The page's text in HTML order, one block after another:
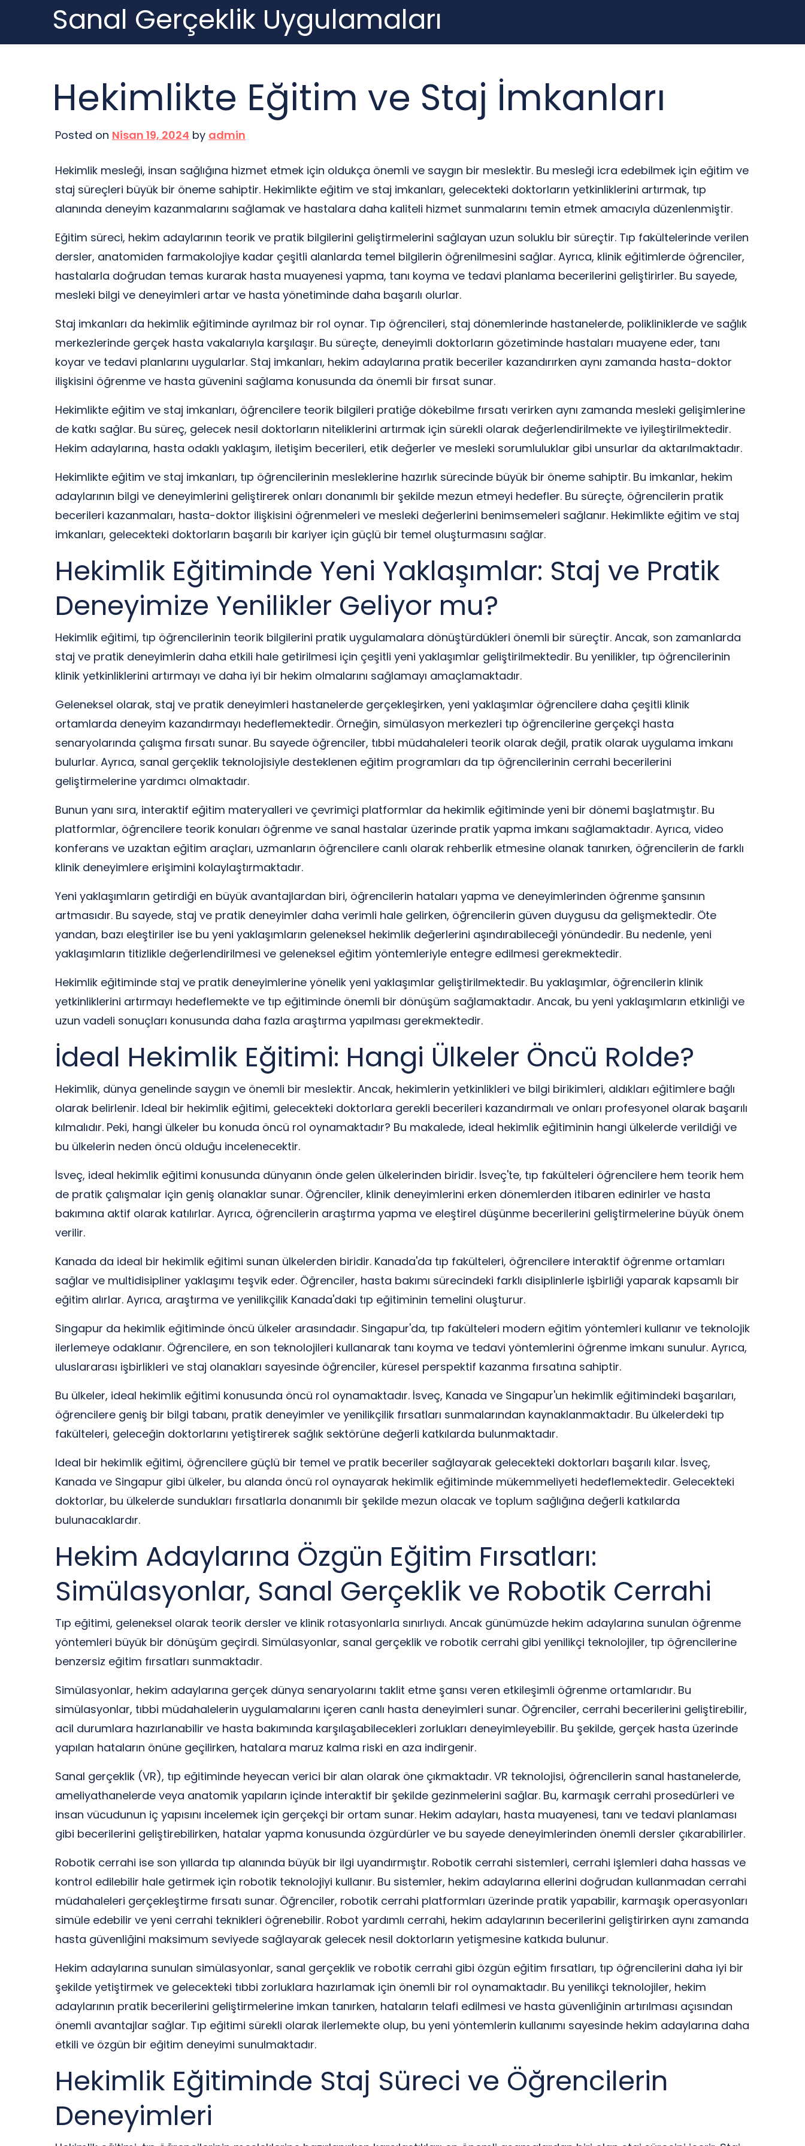
content
Sanal Gerçeklik Uygulamaları
Hekimlikte Eğitim ve Staj İmkanları
Posted on Nisan 19, 2024 by admin
Hekimlik mesleği, insan sağlığına hizmet etmek için oldukça önemli ve saygın bir meslektir. Bu mesleği icra edebilmek için eğitim ve
staj süreçleri büyük bir öneme sahiptir. Hekimlikte eğitim ve staj imkanları, gelecekteki doktorların yetkinliklerini artırmak, tıp
alanında deneyim kazanmalarını sağlamak ve hastalara daha kaliteli hizmet sunmalarını temin etmek amacıyla düzenlenmiştir.
Eğitim süreci, hekim adaylarının teorik ve pratik bilgilerini geliştirmelerini sağlayan uzun soluklu bir süreçtir. Tıp fakültelerinde verilen
dersler, anatomiden farmakolojiye kadar çeşitli alanlarda temel bilgilerin öğrenilmesini sağlar. Ayrıca, klinik eğitimlerde öğrenciler,
hastalarla doğrudan temas kurarak hasta muayenesi yapma, tanı koyma ve tedavi planlama becerilerini geliştirirler. Bu sayede,
mesleki bilgi ve deneyimleri artar ve hasta yönetiminde daha başarılı olurlar.
Staj imkanları da hekimlik eğitiminde ayrılmaz bir rol oynar. Tıp öğrencileri, staj dönemlerinde hastanelerde, polikliniklerde ve sağlık
merkezlerinde gerçek hasta vakalarıyla karşılaşır. Bu süreçte, deneyimli doktorların gözetiminde hastaları muayene eder, tanı
koyar ve tedavi planlarını uygularlar. Staj imkanları, hekim adaylarına pratik beceriler kazandırırken aynı zamanda hasta-doktor
ilişkisini öğrenme ve hasta güvenini sağlama konusunda da önemli bir fırsat sunar.
Hekimlikte eğitim ve staj imkanları, öğrencilere teorik bilgileri pratiğe dökebilme fırsatı verirken aynı zamanda mesleki gelişimlerine
de katkı sağlar. Bu süreç, gelecek nesil doktorların niteliklerini artırmak için sürekli olarak değerlendirilmekte ve iyileştirilmektedir.
Hekim adaylarına, hasta odaklı yaklaşım, iletişim becerileri, etik değerler ve mesleki sorumluluklar gibi unsurlar da aktarılmaktadır.
Hekimlikte eğitim ve staj imkanları, tıp öğrencilerinin mesleklerine hazırlık sürecinde büyük bir öneme sahiptir. Bu imkanlar, hekim
adaylarının bilgi ve deneyimlerini geliştirerek onları donanımlı bir şekilde mezun etmeyi hedefler. Bu süreçte, öğrencilerin pratik
becerileri kazanmaları, hasta-doktor ilişkisini öğrenmeleri ve mesleki değerlerini benimsemeleri sağlanır. Hekimlikte eğitim ve staj
imkanları, gelecekteki doktorların başarılı bir kariyer için güçlü bir temel oluşturmasını sağlar.
Hekimlik Eğitiminde Yeni Yaklaşımlar: Staj ve Pratik
Deneyimize Yenilikler Geliyor mu?
Hekimlik eğitimi, tıp öğrencilerinin teorik bilgilerini pratik uygulamalara dönüştürdükleri önemli bir süreçtir. Ancak, son zamanlarda
staj ve pratik deneyimlerin daha etkili hale getirilmesi için çeşitli yeni yaklaşımlar geliştirilmektedir. Bu yenilikler, tıp öğrencilerinin
klinik yetkinliklerini artırmayı ve daha iyi bir hekim olmalarını sağlamayı amaçlamaktadır.
Geleneksel olarak, staj ve pratik deneyimleri hastanelerde gerçekleşirken, yeni yaklaşımlar öğrencilere daha çeşitli klinik
ortamlarda deneyim kazandırmayı hedeflemektedir. Örneğin, simülasyon merkezleri tıp öğrencilerine gerçekçi hasta
senaryolarında çalışma fırsatı sunar. Bu sayede öğrenciler, tıbbi müdahaleleri teorik olarak değil, pratik olarak uygulama imkanı
bulurlar. Ayrıca, sanal gerçeklik teknolojisiyle desteklenen eğitim programları da tıp öğrencilerinin cerrahi becerilerini
geliştirmelerine yardımcı olmaktadır.
Bunun yanı sıra, interaktif eğitim materyalleri ve çevrimiçi platformlar da hekimlik eğitiminde yeni bir dönemi başlatmıştır. Bu
platformlar, öğrencilere teorik konuları öğrenme ve sanal hastalar üzerinde pratik yapma imkanı sağlamaktadır. Ayrıca, video
konferans ve uzaktan eğitim araçları, uzmanların öğrencilere canlı olarak rehberlik etmesine olanak tanırken, öğrencilerin de farklı
klinik deneyimlere erişimini kolaylaştırmaktadır.
Yeni yaklaşımların getirdiği en büyük avantajlardan biri, öğrencilerin hataları yapma ve deneyimlerinden öğrenme şansının
artmasıdır. Bu sayede, staj ve pratik deneyimler daha verimli hale gelirken, öğrencilerin güven duygusu da gelişmektedir. Öte
yandan, bazı eleştiriler ise bu yeni yaklaşımların geleneksel hekimlik değerlerini aşındırabileceği yönündedir. Bu nedenle, yeni
yaklaşımların titizlikle değerlendirilmesi ve geleneksel eğitim yöntemleriyle entegre edilmesi gerekmektedir.
Hekimlik eğitiminde staj ve pratik deneyimlerine yönelik yeni yaklaşımlar geliştirilmektedir. Bu yaklaşımlar, öğrencilerin klinik
yetkinliklerini artırmayı hedeflemekte ve tıp eğitiminde önemli bir dönüşüm sağlamaktadır. Ancak, bu yeni yaklaşımların etkinliği ve
uzun vadeli sonuçları konusunda daha fazla araştırma yapılması gerekmektedir.
İdeal Hekimlik Eğitimi: Hangi Ülkeler Öncü Rolde?
Hekimlik, dünya genelinde saygın ve önemli bir meslektir. Ancak, hekimlerin yetkinlikleri ve bilgi birikimleri, aldıkları eğitimlere bağlı
olarak belirlenir. Ideal bir hekimlik eğitimi, gelecekteki doktorlara gerekli becerileri kazandırmalı ve onları profesyonel olarak başarılı
kılmalıdır. Peki, hangi ülkeler bu konuda öncü rol oynamaktadır? Bu makalede, ideal hekimlik eğitiminin hangi ülkelerde verildiği ve
bu ülkelerin neden öncü olduğu incelenecektir.
İsveç, ideal hekimlik eğitimi konusunda dünyanın önde gelen ülkelerinden biridir. İsveç'te, tıp fakülteleri öğrencilere hem teorik hem
de pratik çalışmalar için geniş olanaklar sunar. Öğrenciler, klinik deneyimlerini erken dönemlerden itibaren edinirler ve hasta
bakımına aktif olarak katılırlar. Ayrıca, öğrencilerin araştırma yapma ve eleştirel düşünme becerilerini geliştirmelerine büyük önem
verilir.
Kanada da ideal bir hekimlik eğitimi sunan ülkelerden biridir. Kanada'da tıp fakülteleri, öğrencilere interaktif öğrenme ortamları
sağlar ve multidisipliner yaklaşımı teşvik eder. Öğrenciler, hasta bakımı sürecindeki farklı disiplinlerle işbirliği yaparak kapsamlı bir
eğitim alırlar. Ayrıca, araştırma ve yenilikçilik Kanada'daki tıp eğitiminin temelini oluşturur.
Singapur da hekimlik eğitiminde öncü ülkeler arasındadır. Singapur'da, tıp fakülteleri modern eğitim yöntemleri kullanır ve teknolojik
ilerlemeye odaklanır. Öğrencilere, en son teknolojileri kullanarak tanı koyma ve tedavi yöntemlerini öğrenme imkanı sunulur. Ayrıca,
uluslararası işbirlikleri ve staj olanakları sayesinde öğrenciler, küresel perspektif kazanma fırsatına sahiptir.
Bu ülkeler, ideal hekimlik eğitimi konusunda öncü rol oynamaktadır. İsveç, Kanada ve Singapur'un hekimlik eğitimindeki başarıları,
öğrencilere geniş bir bilgi tabanı, pratik deneyimler ve yenilikçilik fırsatları sunmalarından kaynaklanmaktadır. Bu ülkelerdeki tıp
fakülteleri, geleceğin doktorlarını yetiştirerek sağlık sektörüne değerli katkılarda bulunmaktadır.
Ideal bir hekimlik eğitimi, öğrencilere güçlü bir temel ve pratik beceriler sağlayarak gelecekteki doktorları başarılı kılar. İsveç,
Kanada ve Singapur gibi ülkeler, bu alanda öncü rol oynayarak hekimlik eğitiminde mükemmeliyeti hedeflemektedir. Gelecekteki
doktorlar, bu ülkelerde sundukları fırsatlarla donanımlı bir şekilde mezun olacak ve toplum sağlığına değerli katkılarda
bulunacaklardır.
Hekim Adaylarına Özgün Eğitim Fırsatları:
Simülasyonlar, Sanal Gerçeklik ve Robotik Cerrahi
Tıp eğitimi, geleneksel olarak teorik dersler ve klinik rotasyonlarla sınırlıydı. Ancak günümüzde hekim adaylarına sunulan öğrenme
yöntemleri büyük bir dönüşüm geçirdi. Simülasyonlar, sanal gerçeklik ve robotik cerrahi gibi yenilikçi teknolojiler, tıp öğrencilerine
benzersiz eğitim fırsatları sunmaktadır.
Simülasyonlar, hekim adaylarına gerçek dünya senaryolarını taklit etme şansı veren etkileşimli öğrenme ortamlarıdır. Bu
simülasyonlar, tıbbi müdahalelerin uygulamalarını içeren canlı hasta deneyimleri sunar. Öğrenciler, cerrahi becerilerini geliştirebilir,
acil durumlara hazırlanabilir ve hasta bakımında karşılaşabilecekleri zorlukları deneyimleyebilir. Bu şekilde, gerçek hasta üzerinde
yapılan hataların önüne geçilirken, hatalara maruz kalma riski en aza indirgenir.
Sanal gerçeklik (VR), tıp eğitiminde heyecan verici bir alan olarak öne çıkmaktadır. VR teknolojisi, öğrencilerin sanal hastanelerde,
ameliyathanelerde veya anatomik yapıların içinde interaktif bir şekilde gezinmelerini sağlar. Bu, karmaşık cerrahi prosedürleri ve
insan vücudunun iç yapısını incelemek için gerçekçi bir ortam sunar. Hekim adayları, hasta muayenesi, tanı ve tedavi planlaması
gibi becerilerini geliştirebilirken, hatalar yapma konusunda özgürdürler ve bu sayede deneyimlerinden önemli dersler çıkarabilirler.
Robotik cerrahi ise son yıllarda tıp alanında büyük bir ilgi uyandırmıştır. Robotik cerrahi sistemleri, cerrahi işlemleri daha hassas ve
kontrol edilebilir hale getirmek için robotik teknolojiyi kullanır. Bu sistemler, hekim adaylarına ellerini doğrudan kullanmadan cerrahi
müdahaleleri gerçekleştirme fırsatı sunar. Öğrenciler, robotik cerrahi platformları üzerinde pratik yapabilir, karmaşık operasyonları
simüle edebilir ve yeni cerrahi teknikleri öğrenebilir. Robot yardımlı cerrahi, hekim adaylarının becerilerini geliştirirken aynı zamanda
hasta güvenliğini maksimum seviyede sağlayarak gelecek nesil doktorların yetişmesine katkıda bulunur.
Hekim adaylarına sunulan simülasyonlar, sanal gerçeklik ve robotik cerrahi gibi özgün eğitim fırsatları, tıp öğrencilerini daha iyi bir
şekilde yetiştirmek ve gelecekteki tıbbi zorluklara hazırlamak için önemli bir rol oynamaktadır. Bu yenilikçi teknolojiler, hekim
adaylarının pratik becerilerini geliştirmelerine imkan tanırken, hataların telafi edilmesi ve hasta güvenliğinin artırılması açısından
önemli avantajlar sağlar. Tıp eğitimi sürekli olarak ilerlemekte olup, bu yeni yöntemlerin kullanımı sayesinde hekim adaylarına daha
etkili ve özgün bir eğitim deneyimi sunulmaktadır.
Hekimlik Eğitiminde Staj Süreci ve Öğrencilerin
Deneyimleri